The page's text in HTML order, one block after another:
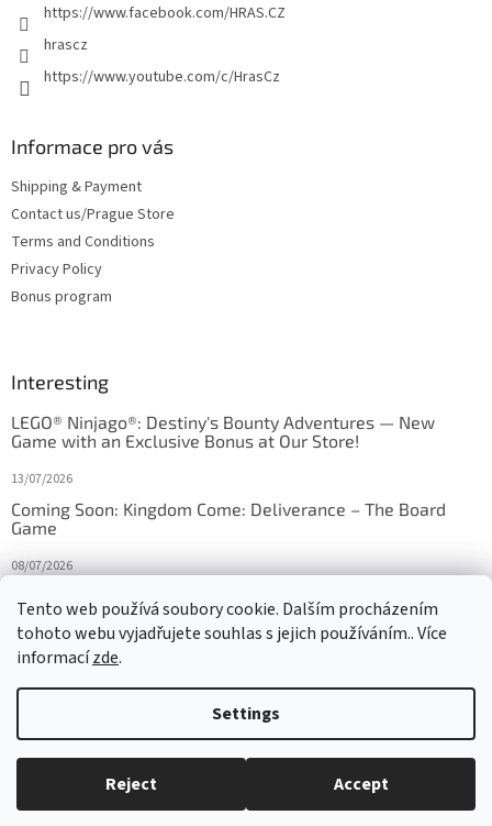
Tento web používá soubory cookie. Dalším procházením
tohoto webu vyjadřujete souhlas s jejich používáním.. Více
informacízde.
Settings
Reject Accept
https://www.facebook.com/HRAS.CZ
hrascz
https://www.youtube.com/c/HrasCz
Informace pro vás
Shipping & Payment
Contact us/Prague Store
Terms and Conditions
Privacy Policy
Bonus program
Interesting
LEGO® Ninjago®: Destiny's Bounty Adventures — New
Game with an Exclusive Bonus at Our Store!
13/07/2026
Coming Soon: Kingdom Come: Deliverance – The Board
Game
08/07/2026
27/10/2025
Created by Shoptet
Copyright 2026HRAS Edit cookie settings